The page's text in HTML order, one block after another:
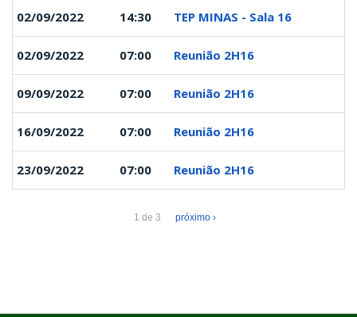
02/09/2022 14:30 TEP MINAS - Sala 16
02/09/2022 07:00 Reunião 2H16
09/09/2022 07:00 Reunião 2H16
16/09/2022 07:00 Reunião 2H16
23/09/2022 07:00 Reunião 2H16
1 de 3 próximo ›